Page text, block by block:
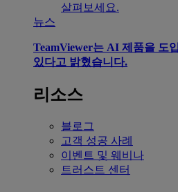
살펴보세요.
뉴스
TeamViewer는 AI 제품을 도
있다고 밝혔습니다.
리소스
블로그
고객 성공 사례
이벤트 및 웨비나
트러스트 센터